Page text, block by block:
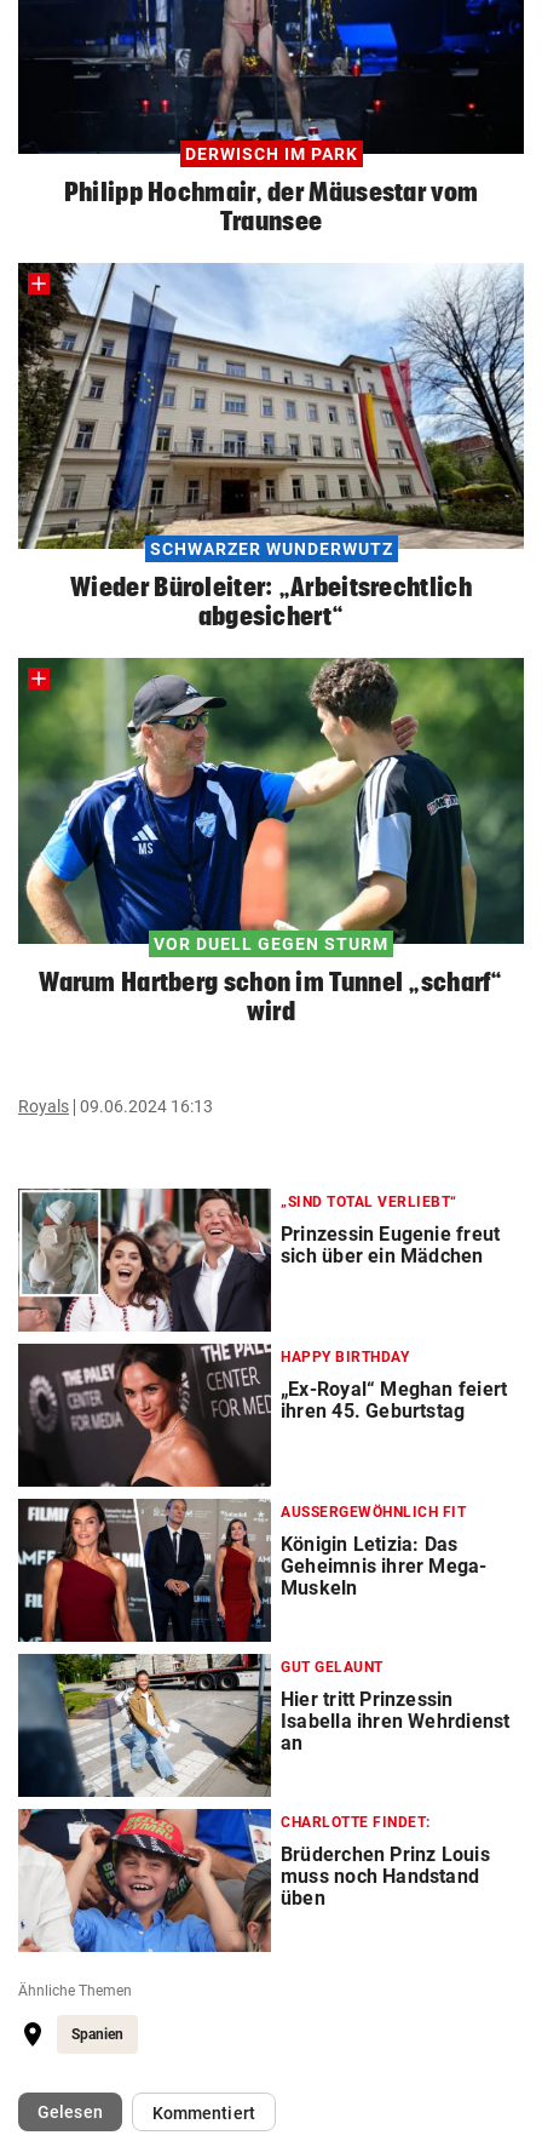
DERWISCH IM PARK
Philipp Hochmair, der Mäusestar vom
Traunsee
SCHWARZER WUNDERWUTZ
Wieder Büroleiter: „Arbeitsrechtlich
abgesichert“
VOR DUELL GEGEN STURM
Warum Hartberg schon im Tunnel „scharf“
wird
Royals 09.06.2024 16:13
„SIND TOTAL VERLIEBT“
Prinzessin Eugenie freut
sich über ein Mädchen
HAPPY BIRTHDAY
„Ex-Royal“ Meghan feiert
ihren 45. Geburtstag
AUSSERGEWÖHNLICH FIT
Königin Letizia: Das
Geheimnis ihrer Mega-
Muskeln
GUT GELAUNT
Hier tritt Prinzessin
Isabella ihren Wehrdienst
an
CHARLOTTE FINDET:
Brüderchen Prinz Louis
muss noch Handstand
üben
Ähnliche Themen
Spanien
Gelesen(ausgewählt)Kommentiert